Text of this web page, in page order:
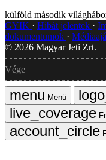
külföld második
GYIK
Hibát jelentek
dokumentumok
© 2026 Magyar Jeti Zrt.
Vége
Menü